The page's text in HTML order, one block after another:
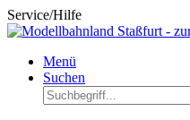
Service/Hilfe
Menü
Suchen